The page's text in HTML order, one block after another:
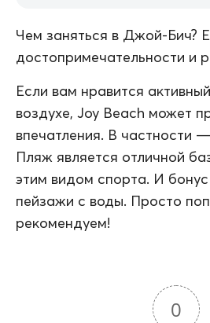
Чем заняться в Джой-Бич?
достопримечательности и
Если вам нравится
воздухе, Joy Beach может
впечатления. В частности
Пляж является отличной
этим видом спорта. И
пейзажи с воды. Просто
рекомендуем!
0